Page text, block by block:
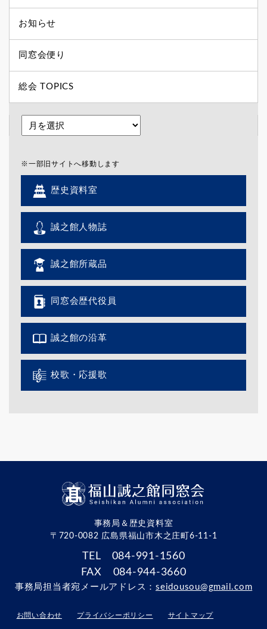
お知らせ
同窓会便り
総会 TOPICS
※一部旧サイトへ移動します
歴史資料室
誠之館人物誌
誠之館所蔵品
同窓会歴代役員
誠之館の沿革
校歌・応援歌
事務局＆歴史資料室
〒720-0082 広島県福山市木之庄町6-11-1
TEL 084-991-1560
FAX 084-944-3660
事務局担当者宛メールアドレス： seidousou@gmail.com
お問い合わせ プライバシーポリシー サイトマップ